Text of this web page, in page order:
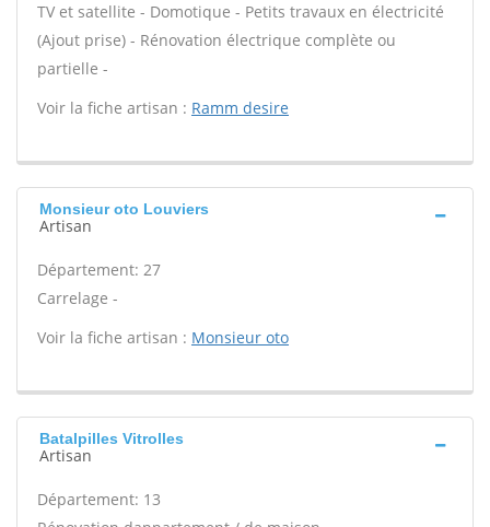
TV et satellite - Domotique - Petits travaux en électricité
(Ajout prise) - Rénovation électrique complète ou
partielle -
Voir la fiche artisan : Ramm desire
Monsieur oto Louviers
Artisan
Département: 27
Carrelage -
Voir la fiche artisan : Monsieur oto
Batalpilles Vitrolles
Artisan
Département: 13